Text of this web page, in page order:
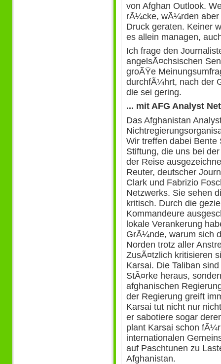
von Afghan Outlook.
rÃ¼cke, wÃ¼rden aber
Druck geraten. Keiner
es allein managen,
Ich frage den
angelsÃ¤chsischen
groÃŸe
durchfÃ¼hrt, nach der
die sei gering.
... mit AFG Analyst
Das Afghanistan
Wir treffen dabei Bente
Stiftung, die uns bei
der Reise
Reuter, deutscher
Clark und Fabrizio
Netzwerks. Sie sehen
kritisch. Durch die
Kommandeure
lokale Verankerung
GrÃ¼nde, warum sich
Norden trotz aller
ZusÃ¤tzlich kritisieren
Karsai. Die Taliban
StÃ¤rke heraus,
afghanischen
der Regierung greift
Karsai tut nicht nur
er sabotiere sogar
plant Karsai schon
internationalen
auf Paschtunen zu
Afghanistan.